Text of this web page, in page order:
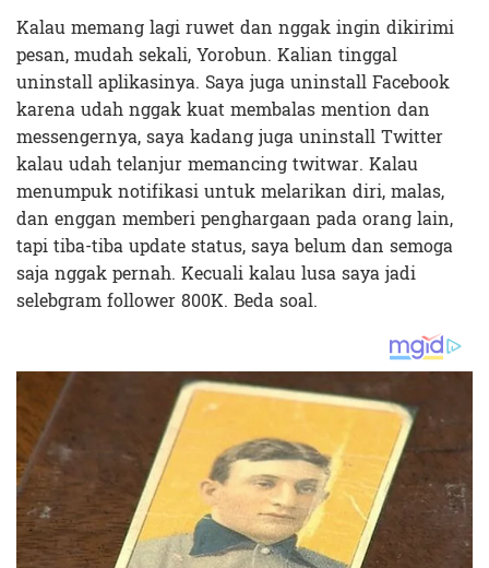
Kalau memang lagi ruwet dan nggak ingin dikirimi
pesan, mudah sekali, Yorobun. Kalian tinggal
uninstall aplikasinya. Saya juga uninstall Facebook
karena udah nggak kuat membalas mention dan
messengernya, saya kadang juga uninstall Twitter
kalau udah telanjur memancing twitwar. Kalau
menumpuk notifikasi untuk melarikan diri, malas,
dan enggan memberi penghargaan pada orang lain,
tapi tiba-tiba update status, saya belum dan semoga
saja nggak pernah. Kecuali kalau lusa saya jadi
selebgram follower 800K. Beda soal.